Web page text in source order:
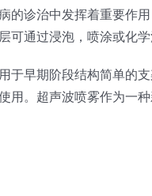
的诊治中发挥着重要作
可通过浸泡，喷涂或化
于早期阶段结构简单的
用。超声波喷雾作为一